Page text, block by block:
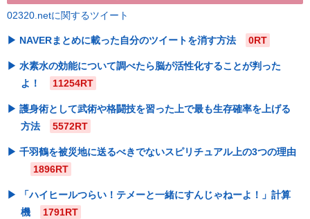
02320.netに関するツイート
NAVERまとめに載った自分のツイートを消す方法 0RT
水素水の効能について調べたら脳が活性化することが判った
よ！
11254RT
護身術として武術や格闘技を習った上で最も生存確率を上げる
方法
5572RT
千羽鶴を被災地に送るべきでないスピリチュアル上の3つの理由
1896RT
「ハイヒールつらい！テメーと一緒にすんじゃねーよ！」計算
機
1791RT